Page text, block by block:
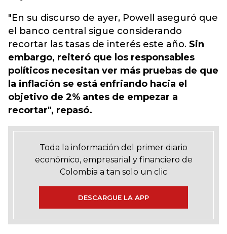
"En su discurso de ayer, Powell aseguró que
el banco central sigue considerando
recortar las tasas de interés este año. Sin
embargo, reiteró que los responsables
políticos necesitan ver más pruebas de que
la inflación se está enfriando hacia el
objetivo de 2% antes de empezar a
recortar", repasó.
Toda la información del primer diario
económico, empresarial y financiero de
Colombia a tan solo un clic
DESCARGUE LA APP